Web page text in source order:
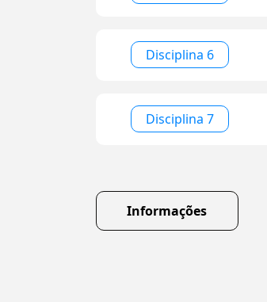
Disciplina 6
Disciplina 7
Informações